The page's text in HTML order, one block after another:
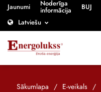
Jaunumi Noderīga
informācija BUJ
Latviešu
Sākumlapa / E-veikals /